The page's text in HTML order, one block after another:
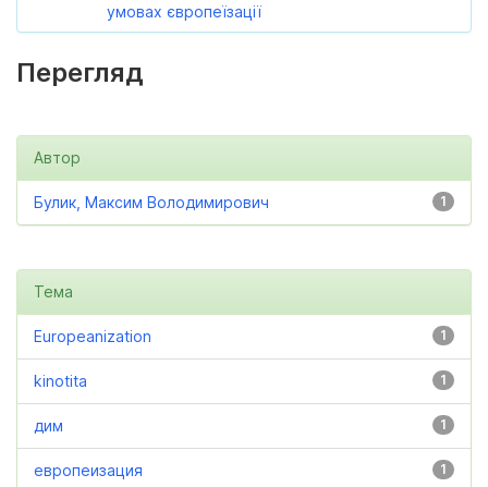
умовах європеїзації
Перегляд
Автор
1
Булик, Максим Володимирович
Тема
1
Europeanization
1
kinotita
1
дим
1
европеизация